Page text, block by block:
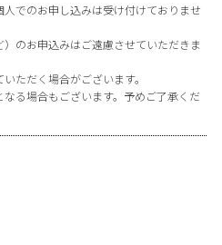
でのお申し込みは受け付けておりませ
のお申込みはご遠慮させていただきま
ただく場合がございます。
る場合もございます。予めご了承くだ